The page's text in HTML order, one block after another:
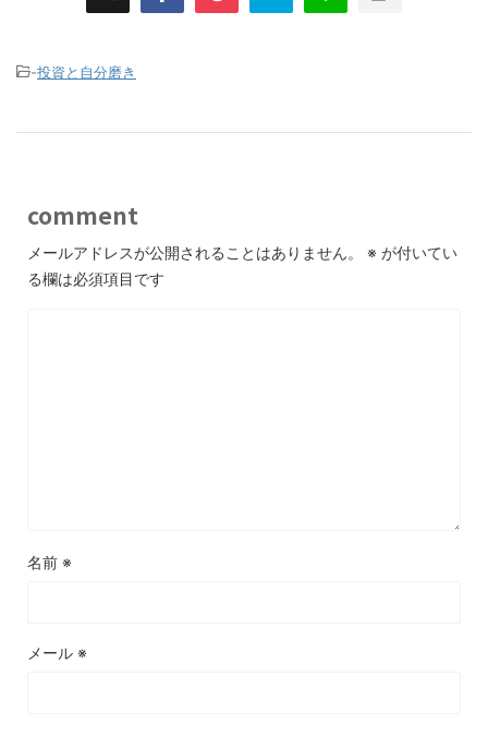
-投資と自分磨き
comment
メールアドレスが公開されることはありません。 ※ が付いてい
る欄は必須項目です
名前 ※
メール ※